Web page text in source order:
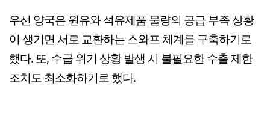
우선 양국은 원유와 석유제품 물량의 공급 부족 상황
이 생기면 서로 교환하는 스와프 체계를 구축하기로
했다. 또, 수급 위기 상황 발생 시 불필요한 수출 제한
조치도 최소화하기로 했다.